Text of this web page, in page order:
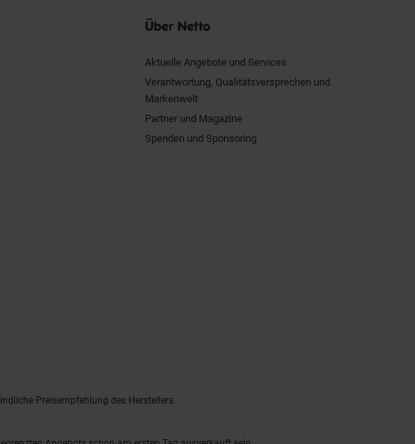
Über Netto
Aktuelle Angebote und Services
Verantwortung, Qualitätsversprechen und
Markenwelt
Partner und Magazine
Spenden und Sponsoring
Preisempfehlung des Herstellers.